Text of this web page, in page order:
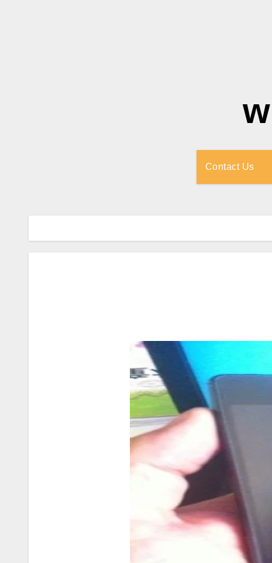
Contact Us